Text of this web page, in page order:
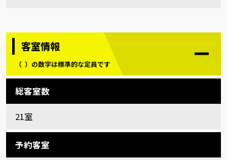
客室情報
（ ）の数字は標準的な定員です
総客室数
21室
予約客室